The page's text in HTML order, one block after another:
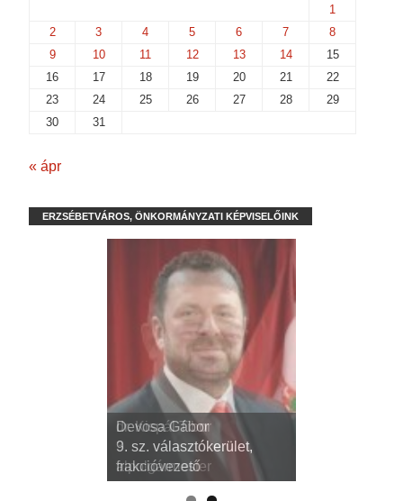
1
2
3 4 5 6 7
8
9
10 11 12 13 14
15
16
17 18 19 20 21
22
23
24 25 26 27 28
29
30
31
« ápr
ERZSÉBETVÁROS, ÖNKORMÁNYZATI KÉPVISELŐINK
dr. Kispál Tibor
3. sz. választókerület,
alpolgármester
Devosa Gábor
9. sz. választókerület,
frakcióvezető